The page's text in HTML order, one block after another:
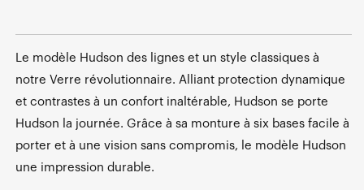
Le modèle Hudson des lignes et un style classiques à
notre Verre révolutionnaire. Alliant protection dynamique
et contrastes à un confort inaltérable, Hudson se porte
Hudson la journée. Grâce à sa monture à six bases facile à
porter et à une vision sans compromis, le modèle Hudson
une impression durable.